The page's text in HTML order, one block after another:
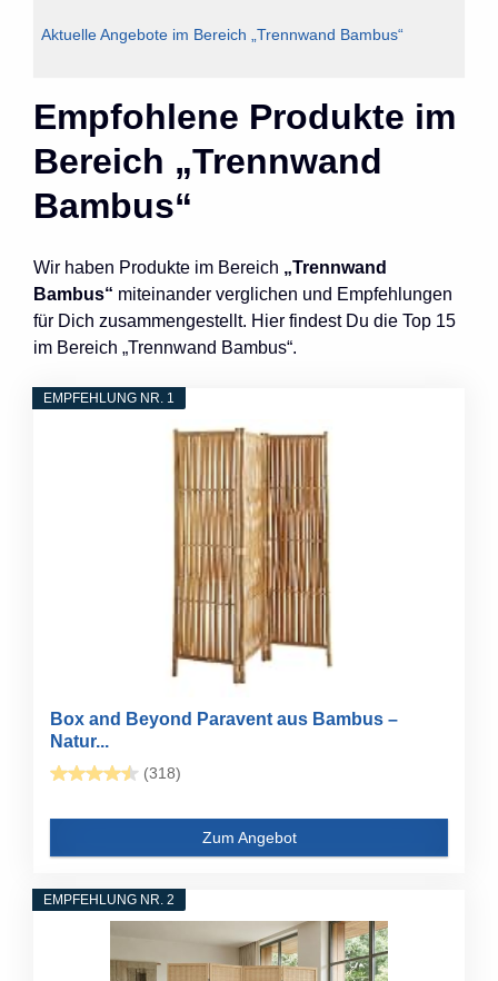
Aktuelle Angebote im Bereich „Trennwand Bambus“
Empfohlene Produkte im
Bereich „Trennwand
Bambus“
Wir haben Produkte im Bereich „Trennwand
Bambus“ miteinander verglichen und Empfehlungen
für Dich zusammengestellt. Hier findest Du die Top 15
im Bereich „Trennwand Bambus“.
EMPFEHLUNG NR. 1
Box and Beyond Paravent aus Bambus –
Natur...
(318)
Zum Angebot
EMPFEHLUNG NR. 2